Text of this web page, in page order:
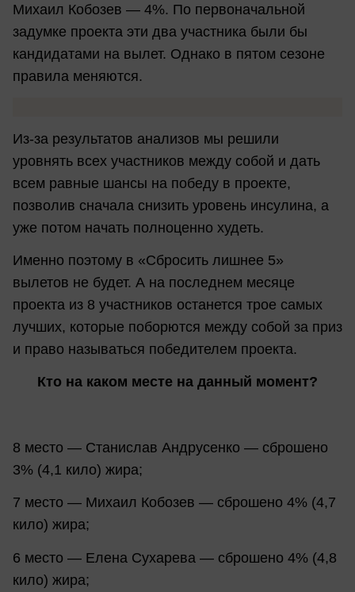
Михаил Кобозев — 4%. По первоначальной
задумке проекта эти два участника были бы
кандидатами на вылет. Однако в пятом сезоне
правила меняются.
Из-за результатов анализов мы решили
уровнять всех участников между собой и дать
всем равные шансы на победу в проекте,
позволив сначала снизить уровень инсулина, а
уже потом начать полноценно худеть.
Именно поэтому в «Сбросить лишнее 5»
вылетов не будет. А на последнем месяце
проекта из 8 участников останется трое самых
лучших, которые поборются между собой за приз
и право называться победителем проекта.
Кто на каком месте на данный момент?
8 место — Станислав Андрусенко — сброшено
3% (4,1 кило) жира;
7 место — Михаил Кобозев — сброшено 4% (4,7
кило) жира;
6 место — Елена Сухарева — сброшено 4% (4,8
кило) жира;